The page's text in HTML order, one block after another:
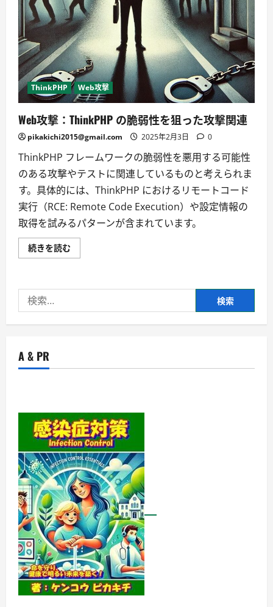
察」
➡
WAF（Web
Application
Firewall）
強
化
に
つ
い
て
詳
し
く
む
ThinkPHP Web攻撃
Web攻撃：ThinkPHP の脆弱性を狙った攻撃関連
pikakichi2015@gmail.com 2025年2月3日 0
ThinkPHP フレームワークの脆弱性を悪用する可能性
のある攻撃やテストに関連しているものと考えられま
す。具体的には、ThinkPHP におけるリモートコード
実行（RCE: Remote Code Execution）や設定情報の
取得を試みるパターンが含まれています。
続きを読む
攻
脆
を
狙
関
詳
し
く
読
む
索:
A & PR